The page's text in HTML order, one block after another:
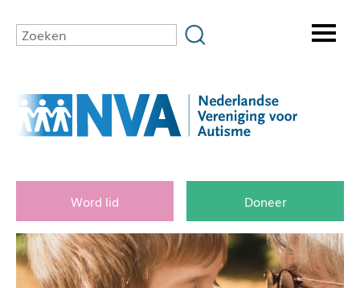
Word lid Doneer